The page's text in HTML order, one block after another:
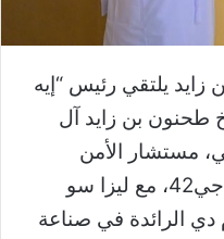
يلتقي رئيس “إيه
طحنون بن زايد آل
مستشار الأمن
الوطني، ورئيس مجلس إدارة جي42، مع ليزا سو
دي الرائدة في صناعة